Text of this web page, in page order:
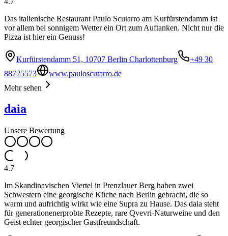
Das italienische Restaurant Paulo Scutarro am Kurfürstendamm ist
vor allem bei sonnigem Wetter ein Ort zum Auftanken. Nicht nur die
Pizza ist hier ein Genuss!
Kurfürstendamm 51, 10707 Berlin Charlottenburg
+49 30
88725573
www.pauloscutarro.de
Mehr sehen
daia
Unsere Bewertung
4.7
Im Skandinavischen Viertel in Prenzlauer Berg haben zwei
Schwestern eine georgische Küche nach Berlin gebracht, die so
warm und aufrichtig wirkt wie eine Supra zu Hause. Das daia steht
für generationenerprobte Rezepte, rare Qvevri-Naturweine und den
Geist echter georgischer Gastfreundschaft.